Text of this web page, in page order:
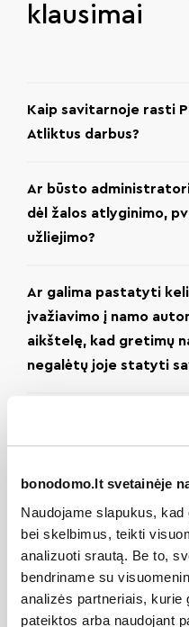
bonodomo.lt svetainėje
Naudojame slapukus,
bei skelbimus, teikti
analizuoti srautą. Be to,
bendriname su
analizės partneriais, kurie
pateiktos arba naudojant
klausimai
Kaip savitarnoje rasti
Atliktus darbus?
Ar būsto
dėl žalos atlyginimo,
užliejimo?
Ar galima pastatyti
įvažiavimo į namo
aikštelę, kad gretimų
negalėtų joje statyti
skaičiavimą, jei bute
apie laisvas/
stovėjimo aikštelės
Ar reikia suderinimų